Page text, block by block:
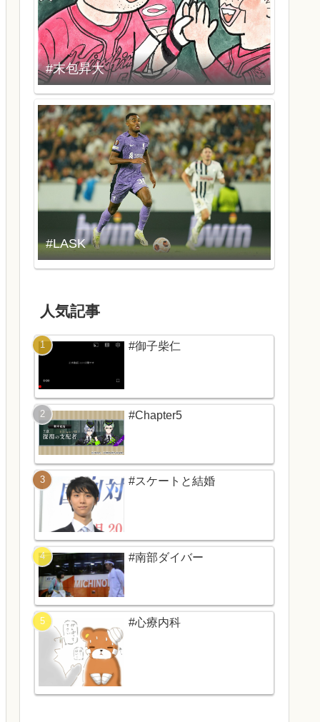
#末包昇大
#LASK
人気記事
#御子柴仁
#Chapter5
#スケートと結婚
#南部ダイバー
#心療内科